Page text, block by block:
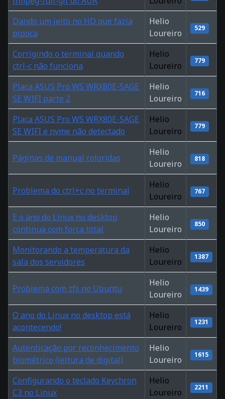
Dando um jeito no HD que fazia
pipoca
Helio
Loureiro
529
Corrigindo o terminal quando
ctrl-c não funciona
Helio
Loureiro
779
Placa ASUS Pro WS WRX80E-SAGE
SE WIFI parte 2
Helio
Loureiro
716
Placa ASUS Pro WS WRX80E-SAGE
SE WIFI e nvme não detectado
Helio
Loureiro
779
Páginas de manual coloridas
Helio
Loureiro
818
Problema do ctrl+c no terminal
Helio
Loureiro
767
E o ano do Linux no desktop
continua com força total
Helio
Loureiro
850
Monitorando a temperatura da
sala dos servidores
Helio
Loureiro
1387
Problema com zfs no Ubuntu
Helio
Loureiro
1439
O ano do Linux no desktop está
acontecendo!
Helio
Loureiro
1231
Autenticação por reconhecimento
biométrico (leitura de digital)
Helio
Loureiro
1615
Configurando o teclado Keychron
C3 no Linux
Helio
Loureiro
2211